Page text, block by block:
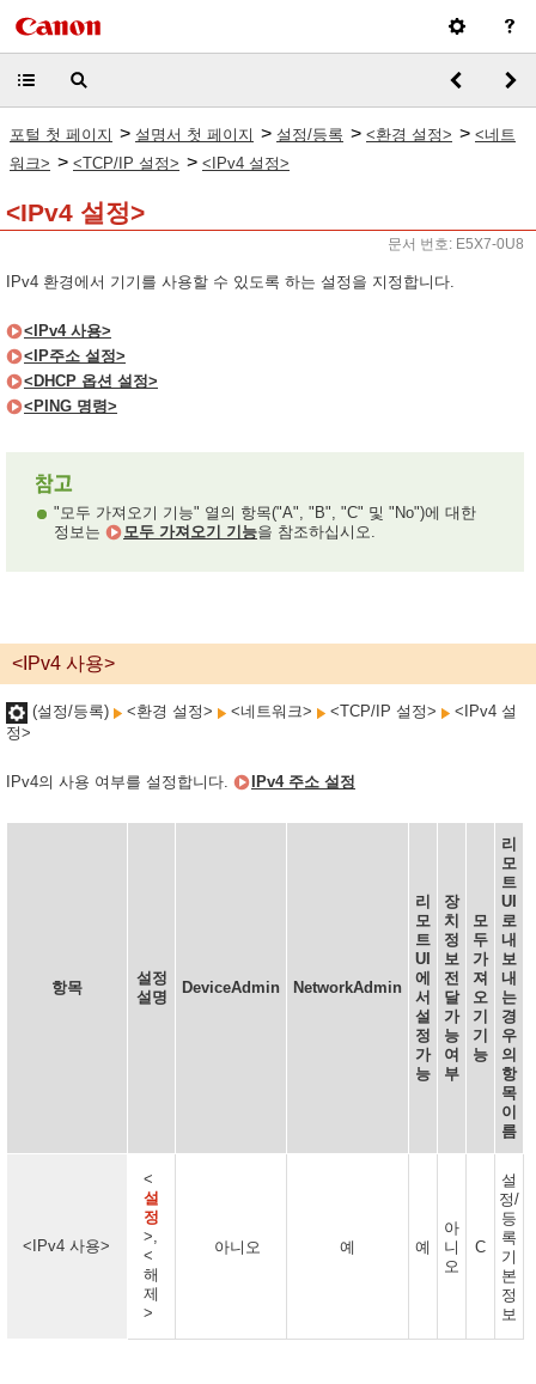
포털 첫 페이지 > 설명서 첫 페이지 > 설정/등록 > <환경 설정> > <네트
워크> > <TCP/IP 설정> > <IPv4 설정>
<IPv4 설정>
문서 번호: E5X7-0U8
IPv4 환경에서 기기를 사용할 수 있도록 하는 설정을 지정합니다.
<IPv4 사용>
<IP주소 설정>
<DHCP 옵션 설정>
<PING 명령>
"모두 가져오기 기능" 열의 항목("A", "B", "C" 및 "No")에 대한
정보는
모두 가져오기 기능을 참조하십시오.
<IPv4 사용>
(설정/등록) <환경 설정> <네트워크> <TCP/IP 설정>
<IPv4 설
정>
IPv4의 사용 여부를 설정합니다. IPv4 주소 설정
항목
설정
설명
DeviceAdmin NetworkAdmin
리
모
트
UI
에
서
설
정
가
능
장
치
정
보
전
달
가
능
여
부
모
두
가
져
오
기
기
능
리
모
트
UI
로
내
보
내
는
경
우
의
항
목
이
름
<IPv4 사용>
<
설
정
>,
<
해
제
>
아니오 예 예
아
니
오
C
설
정/
등
록
기
본
정
보